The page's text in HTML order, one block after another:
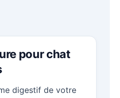
pour chat
digestif de votre